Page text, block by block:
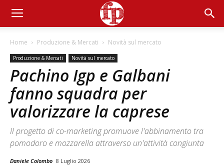
Home Produzione & Mercati Novità sul mercato
Produzione & Mercati Novità sul mercato
Pachino Igp e Galbani
fanno squadra per
valorizzare la caprese
Il progetto di co-marketing promuove l'abbinamento tra
pomodoro e mozzarella attraverso un'attività congiunta
Daniele Colombo 8 Luglio 2026